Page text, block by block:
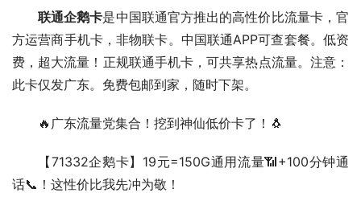
联通企鹅卡是中国联通官方推出的高性价比流量卡，官
方运营商手机卡，非物联卡。中国联通APP可查套餐。低资
费，超大流量！正规联通手机卡，可共享热点流量。注意：
此卡仅发广东。免费包邮到家，随时下架。
🔥广东流量党集合！挖到神仙低价卡了！🐧
【71332企鹅卡】19元=150G通用流量📶+100分钟通
话📞！这性价比我先冲为敬！